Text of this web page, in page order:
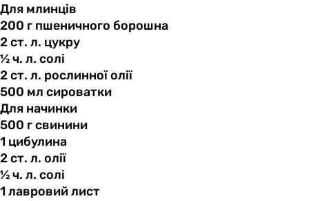
Для млинців
200 г пшеничного борошна
2 ст. л. цукру
½ ч. л. солі
2 ст. л. рослинної олії
500 мл сироватки
Для начинки
500 гсвинини
1 цибулина
2 ст. л. олії
½ ч. л. солі
1 лавровийлист